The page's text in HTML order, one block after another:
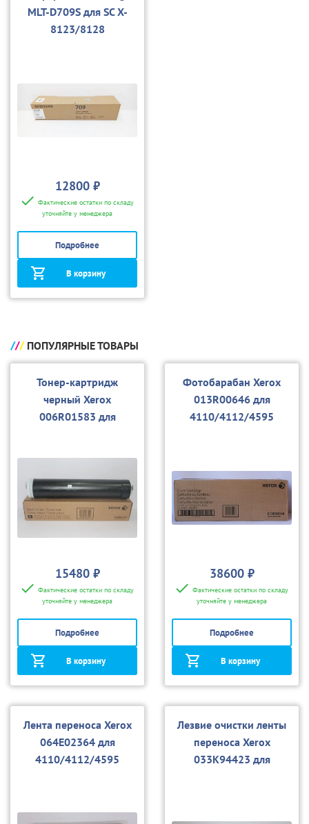
MLT-D709S для SC X-
8123/8128
12800 ₽
Фактические остатки по складу
уточняйте у менеджера
Подробнее
В корзину
ПОПУЛЯРНЫЕ ТОВАРЫ
Тонер-картридж
черный Xerox
006R01583 для
15480 ₽
Фактические остатки по складу
уточняйте у менеджера
Подробнее
В корзину
Фотобарабан Xerox
013R00646 для
4110/4112/4595
38600 ₽
Фактические остатки по складу
уточняйте у менеджера
Подробнее
В корзину
Лента переноса Xerox
064E02364 для
4110/4112/4595
Лезвие очистки ленты
переноса Xerox
033K94423 для